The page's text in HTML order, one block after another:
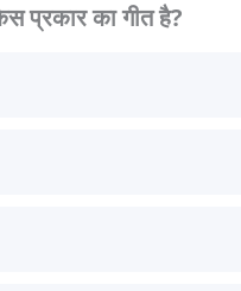
प्रकार का गीत है?